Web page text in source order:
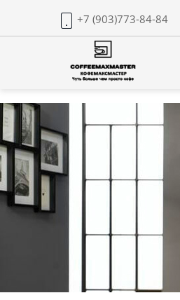
+7 (903)773-84-84